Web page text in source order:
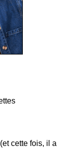
cette fois, il a